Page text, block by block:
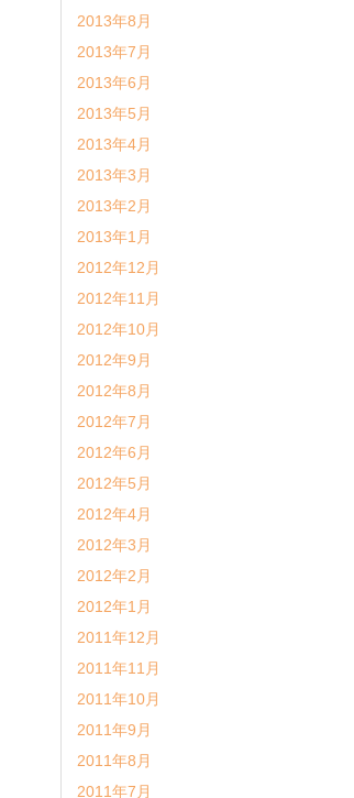
2013年8月
2013年7月
2013年6月
2013年5月
2013年4月
2013年3月
2013年2月
2013年1月
2012年12月
2012年11月
2012年10月
2012年9月
2012年8月
2012年7月
2012年6月
2012年5月
2012年4月
2012年3月
2012年2月
2012年1月
2011年12月
2011年11月
2011年10月
2011年9月
2011年8月
2011年7月